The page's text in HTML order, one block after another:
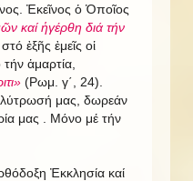
Ἐκεῖνος ὁ Ὁποῖος
καί ἡγέρθη διά τήν
ἐξῆς ἐμεῖς οἱ
ἁμαρτία,
(Ρωμ. γ΄, 24).
μας, δωρεάν
μας . Μόνο μέ τήν
Ἐκκλησία καί